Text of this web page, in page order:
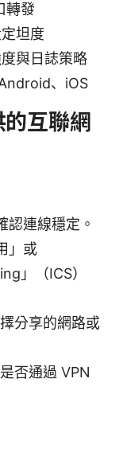
轉發
坦度
與日誌策略
、iOS
互聯網
認連線穩定。
」或
」（ICS）
分享的網路或
否通過 VPN